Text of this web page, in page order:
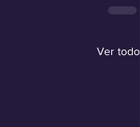
Ver todo